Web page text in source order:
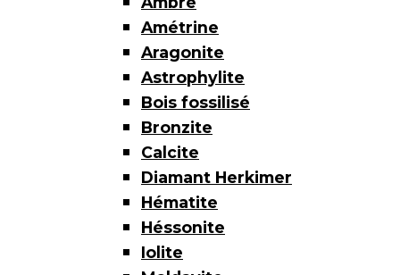
Amétrine
Aragonite
Astrophylite
Bois fossilisé
Bronzite
Calcite
Diamant Herkimer
Hématite
Héssonite
Iolite